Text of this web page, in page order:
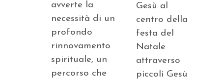
avverte la
necessità di un
profondo
rinnovamento
spirituale, un
percorso che
Gesù al
centro della
festa del
Natale
attraverso
piccoli Gesù